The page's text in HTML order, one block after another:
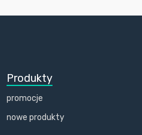
Produkty
promocje
nowe produkty